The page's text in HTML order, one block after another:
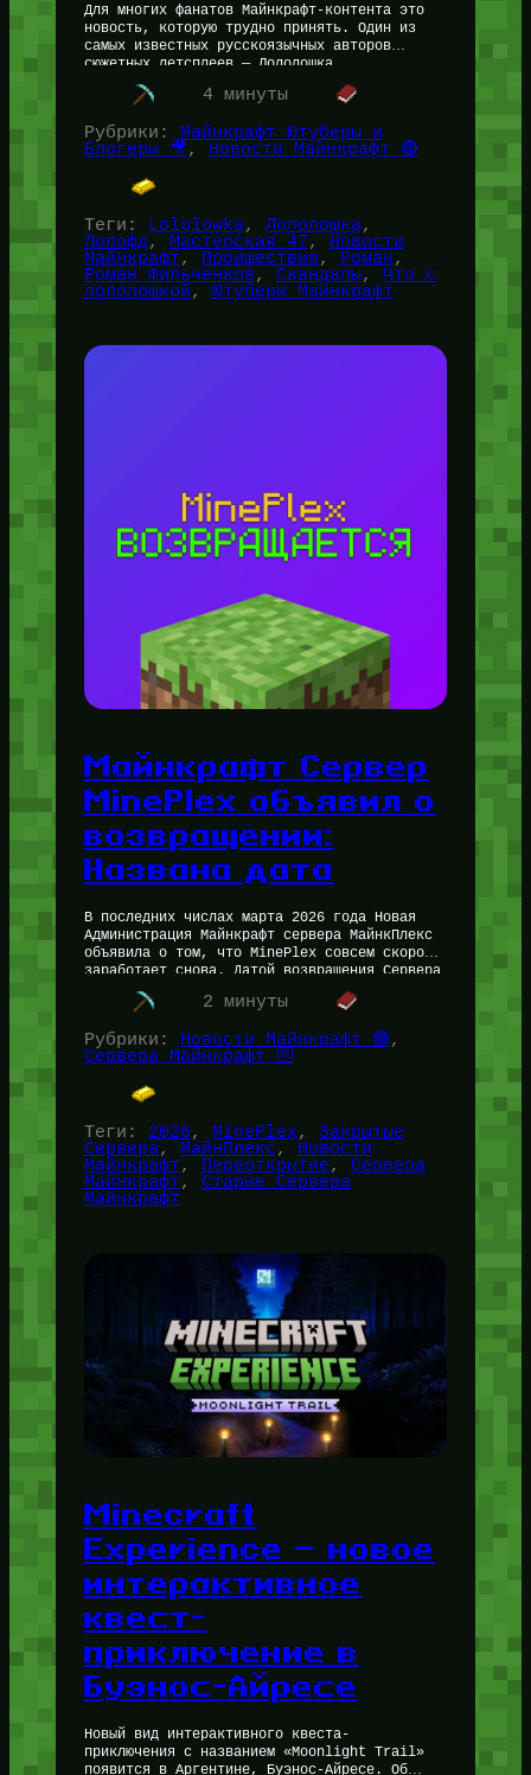
Для многих фанатов Майнкрафт-контента это
новость, которую трудно принять. Один из
самых известных русскоязычных авторов
сюжетных летсплеев — Лололошка
(MrLololoshka) — объявил о завершении эпохи
своих сюжетных Майнкрафт сезонов. Проект,…
4 минуты
Рубрики:
Майнкрафт Ютуберы и
Блогеры 🎥 , Новости Майнкрафт 🔴
Теги: Lololowka, Лололошка
Лолофд, Мастерская 47,
Новости
Майнкрафт, Проишествия, Роман
Роман Фильченков, Скандалы, Что с
лололошкой, Ютуберы Майнкрафт
Майнкрафт Сервер
MinePlex объявил о
возвращении:
Названа дата
В последних числах марта 2026 года Новая
Администрация Майнкрафт сервера МайнкПлекс
объявила о том, что MinePlex совсем скоро
заработает снова. Датой возвращения Сервера
называется Лето 2026 года. Работает ли
Майнкрафт…
2 минуты
Рубрики: Новости Майнкрафт 🔴
Сервера Майнкрафт 🛜
Теги: 2026, MinePlex, Закрытые
Сервера, МайнПлекс,
Новости
Майнкрафт, Переоткрытие, Сервера
Майнкрафт, Старые Сервера
Майнкрафт
Minecraft
Experience — новое
интерактивное
квест-
приключение в
Буэнос-Айресе
Новый вид интерактивного квеста-
приключения с названием «Moonlight Trail»
появится в Аргентине, Буэнос-Айресе. Об